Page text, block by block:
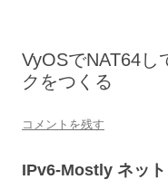
VyOSでNAT64し
クをつくる
コメントを残す
IPv6-Mostly ネッ